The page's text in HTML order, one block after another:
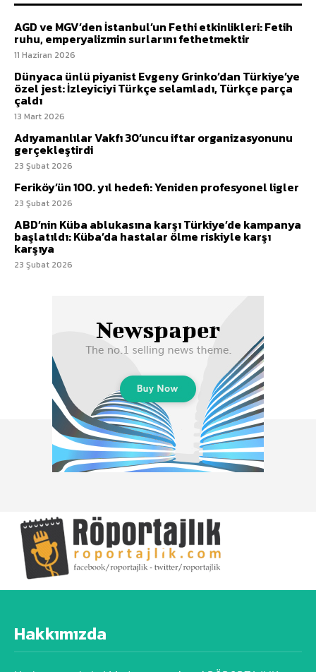
AGD ve MGV’den İstanbul’un Fethi etkinlikleri: Fetih
ruhu, emperyalizmin surlarını fethetmektir
11 Haziran 2026
Dünyaca ünlü piyanist Evgeny Grinko’dan Türkiye’ye
özel jest: İzleyiciyi Türkçe selamladı, Türkçe parça
çaldı
13 Mart 2026
Adıyamanlılar Vakfı 30’uncu iftar organizasyonunu
gerçekleştirdi
23 Şubat 2026
Feriköy’ün 100. yıl hedefi: Yeniden profesyonel ligler
23 Şubat 2026
ABD’nin Küba ablukasına karşı Türkiye’de kampanya
başlatıldı: Küba’da hastalar ölme riskiyle karşı
karşıya
23 Şubat 2026
Hakkımızda